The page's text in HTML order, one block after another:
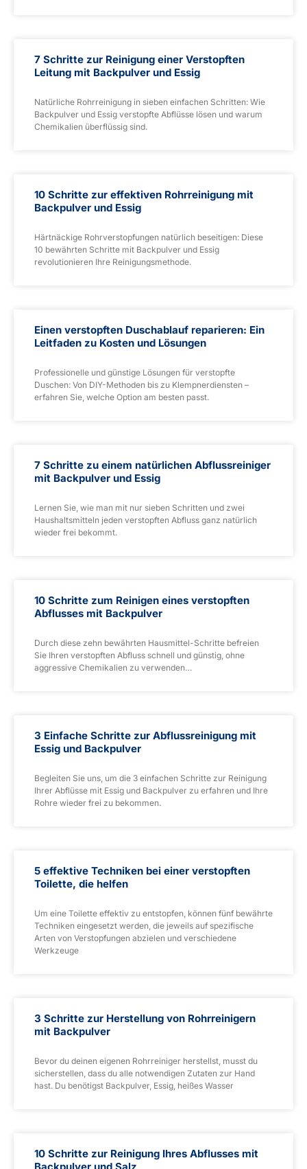
7 Schritte zur Reinigung einer Verstopften
Leitung mit Backpulver und Essig
Natürliche Rohrreinigung in sieben einfachen Schritten: Wie
Backpulver und Essig verstopfte Abflüsse lösen und warum
Chemikalien überflüssig sind.
10 Schritte zur effektiven Rohrreinigung mit
Backpulver und Essig
Härtnäckige Rohrverstopfungen natürlich beseitigen: Diese
10 bewährten Schritte mit Backpulver und Essig
revolutionieren Ihre Reinigungsmethode.
Einen verstopften Duschablauf reparieren: Ein
Leitfaden zu Kosten und Lösungen
Professionelle und günstige Lösungen für verstopfte
Duschen: Von DIY-Methoden bis zu Klempnerdiensten –
erfahren Sie, welche Option am besten passt.
7 Schritte zu einem natürlichen Abflussreiniger
mit Backpulver und Essig
Lernen Sie, wie man mit nur sieben Schritten und zwei
Haushaltsmitteln jeden verstopften Abfluss ganz natürlich
wieder frei bekommt.
10 Schritte zum Reinigen eines verstopften
Abflusses mit Backpulver
Durch diese zehn bewährten Hausmittel-Schritte befreien
Sie Ihren verstopften Abfluss schnell und günstig, ohne
aggressive Chemikalien zu verwenden…
3 Einfache Schritte zur Abflussreinigung mit
Essig und Backpulver
Begleiten Sie uns, um die 3 einfachen Schritte zur Reinigung
Ihrer Abflüsse mit Essig und Backpulver zu erfahren und Ihre
Rohre wieder frei zu bekommen.
5 effektive Techniken bei einer verstopften
Toilette, die helfen
Um eine Toilette effektiv zu entstopfen, können fünf bewährte
Techniken eingesetzt werden, die jeweils auf spezifische
Arten von Verstopfungen abzielen und verschiedene
Werkzeuge
3 Schritte zur Herstellung von Rohrreinigern
mit Backpulver
Bevor du deinen eigenen Rohrreiniger herstellst, musst du
sicherstellen, dass du alle notwendigen Zutaten zur Hand
hast. Du benötigst Backpulver, Essig, heißes Wasser
10 Schritte zur Reinigung Ihres Abflusses mit